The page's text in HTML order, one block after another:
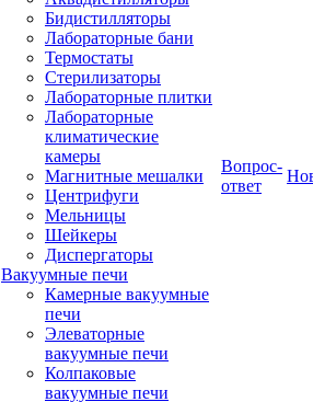
Бидистилляторы
Лабораторные бани
Термостаты
Стерилизаторы
Лабораторные плитки
Лабораторные
климатические
камеры
Магнитные мешалки
Центрифуги
Мельницы
Шейкеры
Диспергаторы
Вакуумные печи
Камерные вакуумные
печи
Элеваторные
вакуумные печи
Колпаковые
вакуумные печи
Вопрос-
ответ